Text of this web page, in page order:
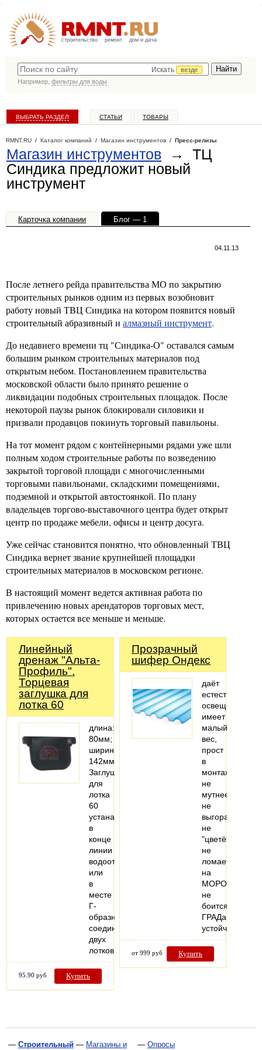
строительство ремонт дом и дача
Искать
везде
Например, фильтры для воды
ВЫБРАТЬ РАЗДЕЛ СТАТЬИ ТОВАРЫ
RMNT.RU / Каталог компаний / Магазин инструментов / Пресс-релизы
Магазин инструментов → ТЦ
Синдика предложит новый
инструмент
Карточка компании
Блог — 1
04.11.13
После летнего рейда правительства МО по закрытию
строительных рынков одним из первых возобновит
работу новый ТВЦ Синдика на котором появится новый
строительный абразивный и алмазный инструмент.
До недавнего времени тц "Синдика-О" оставался самым
большим рынком строительных материалов под
открытым небом. Постановлением правительства
московской области было принято решение о
ликвидации подобных строительных площадок. После
некоторой паузы рынок блокировали силовики и
призвали продавцов покинуть торговый павильоны.
На тот момент рядом с контейнерными рядами уже шли
полным ходом строительные работы по возведению
закрытой торговой площади с многочисленными
торговыми павильонами, складскими помещениями,
подземной и открытой автостоянкой. По плану
владельцев торгово-выставочного центра будет открыт
центр по продаже мебели, офисы и центр досуга.
Уже сейчас становится понятно, что обновленный ТВЦ
Синдика вернет звание крупнейшей площадки
строительных материалов в московском регионе.
В настоящий момент ведется активная работа по
привлечению новых арендаторов торговых мест,
которых остается все меньше и меньше.
Линейный
дренаж "Альта-
Профиль".
Торцевая
заглушка для
лотка 60
длина:
80мм;
ширина:
142мм
Заглушка
для
лотка
60
устанавливается
в
конце
линии
водоотвода
или
в
месте
Г-
образного
соединения
двух
лотков.
95.90 руб Купить
Прозрачный
шифер Ондекс
даёт
естественное
освещение
имеет
малый
вес,
прост
в
монтаже
не
мутнеет,
не
выгорает,
не
"цветёт"
не
ломается
на
МОРОЗе,
не
боится
ГРАДа!
устойчив…
от 999 руб Купить
— Строительный — Магазины и
— Опросы